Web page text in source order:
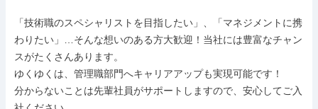
「技術職のスペシャリストを目指したい」、「マネジメントに携
わりたい」…そんな想いのある方大歓迎！当社には豊富なチャン
スがたくさんあります。
ゆくゆくは、管理職部門へキャリアアップも実現可能です！
分からないことは先輩社員がサポートしますので、安心してご入